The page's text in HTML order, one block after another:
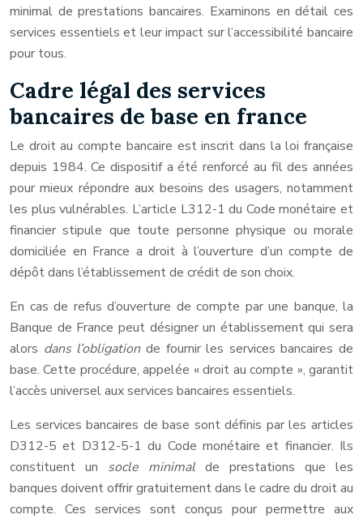
minimal de prestations bancaires. Examinons en détail ces
services essentiels et leur impact sur l’accessibilité bancaire
pour tous.
Cadre légal des services
bancaires de base en france
Le droit au compte bancaire est inscrit dans la loi française
depuis 1984. Ce dispositif a été renforcé au fil des années
pour mieux répondre aux besoins des usagers, notamment
les plus vulnérables. L’article L312-1 du Code monétaire et
financier stipule que toute personne physique ou morale
domiciliée en France a droit à l’ouverture d’un compte de
dépôt dans l’établissement de crédit de son choix.
En cas de refus d’ouverture de compte par une banque, la
Banque de France peut désigner un établissement qui sera
alors dans l’obligation de fournir les services bancaires de
base. Cette procédure, appelée « droit au compte », garantit
l’accès universel aux services bancaires essentiels.
Les services bancaires de base sont définis par les articles
D312-5 et D312-5-1 du Code monétaire et financier. Ils
constituent un socle minimal de prestations que les
banques doivent offrir gratuitement dans le cadre du droit au
compte. Ces services sont conçus pour permettre aux